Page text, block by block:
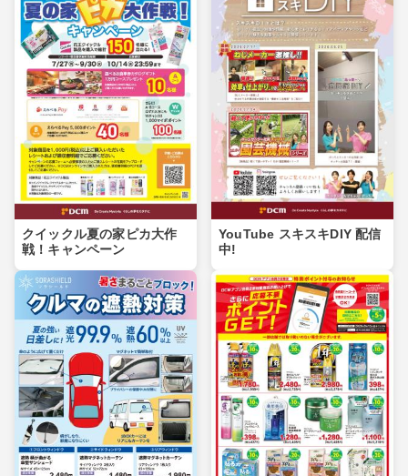
クイックル夏の家ピカ大作
戦！キャンペーン
YouTube スキスキDIY 配信
中!